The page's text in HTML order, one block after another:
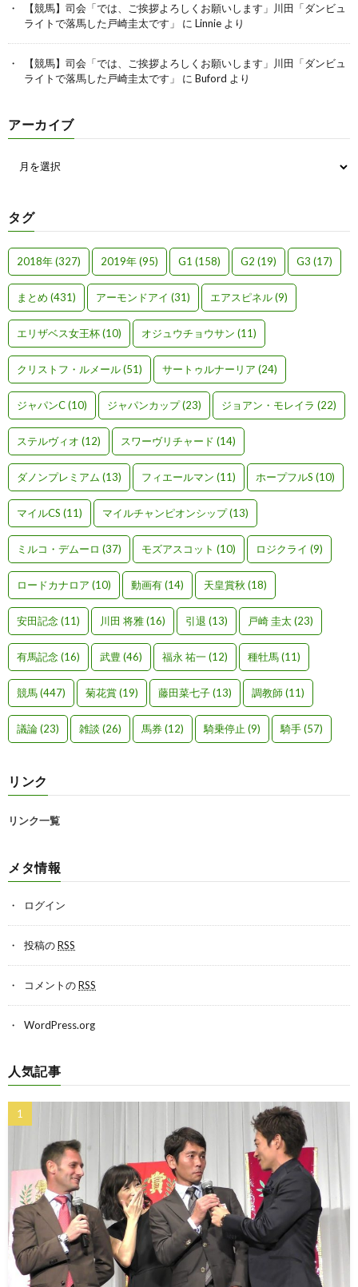
【競馬】司会「では、ご挨拶よろしくお願いします」川田「ダンビュ
ライトで落馬した戸崎圭太です」
に Linnie より
【競馬】司会「では、ご挨拶よろしくお願いします」川田「ダンビュ
ライトで落馬した戸崎圭太です」
に Buford より
アーカイブ
タグ
2018年(327) 2019年(95) G1 (158) G2 (19) G3 (17)
まとめ (431) アーモンドアイ (31) エアスピネル(9)
エリザベス女王杯(10) オジュウチョウサン (11)
クリストフ・ルメール(51) サートゥルナーリア (24)
ジャパンC(10) ジャパンカップ(23) ジョアン・モレイラ (22)
ステルヴィオ (12) スワーヴリチャード (14)
ダノンプレミアム (13) フィエールマン (11) ホープフルS (10)
マイルCS (11) マイルチャンピオンシップ(13)
ミルコ・デムーロ (37) モズアスコット (10) ロジクライ (9)
ロードカナロア (10) 動画有(14) 天皇賞秋 (18)
安田記念(11) 川田 将雅(16) 引退 (13) 戸崎 圭太(23)
有馬記念(16) 武豊 (46) 福永 祐一(12) 種牡馬(11)
競馬(447) 菊花賞(19) 藤田菜七子(13) 調教師(11)
議論(23) 雑談 (26) 馬券(12) 騎乗停止 (9) 騎手(57)
リンク
リンク一覧
メタ情報
ログイン
投稿のRSS
コメントのRSS
WordPress.org
人気記事